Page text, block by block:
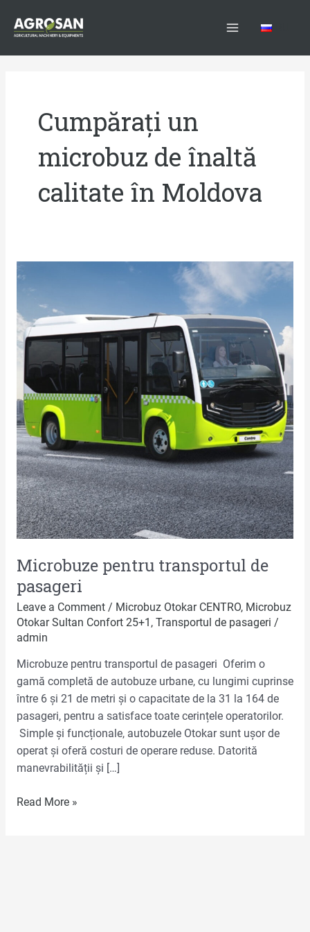
Cumpărați un
microbuz de înaltă
calitate în Moldova
Microbuze pentru transportul de
pasageri
Leave a Comment / Microbuz Otokar CENTRO, Microbuz
Otokar Sultan Confort 25+1 , Transportul de pasageri /
admin
Microbuze pentru transportul de pasageri Oferim o
gamă completă de autobuze urbane, cu lungimi cuprinse
între 6 și 21 de metri și o capacitate de la 31 la 164 de
pasageri, pentru a satisface toate cerințele operatorilor.
Simple și funcționale, autobuzele Otokar sunt ușor de
operat și oferă costuri de operare reduse. Datorită
manevrabilității și […]
pentru
transportul
de
pasageri
Read More »